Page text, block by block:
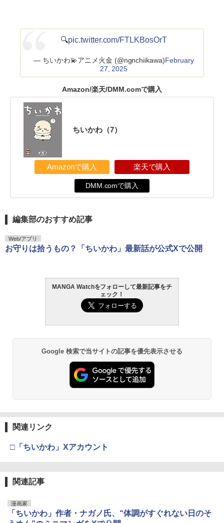
🔍pic.twitter.com/FTLKBosOrT
— ちいかわ💫アニメ火金 (@ngnchiikawa)February
27, 2025
Amazon/楽天/DMM.comで購入
ちいかわ（7）
Amazonで購入 楽天で購入
DMM.comで購入
編集部のおすすめ記事
Web/アプリ
お守りは拾うもの？「ちいかわ」最新話が公式Xで公開
MANGA Watchをフォローして最新記事をチ
ェック！
Google 検索で当サイトの記事を優先表示させる
関連リンク
□「ちいかわ」Xアカウント
関連記事
漫画家
「ちいかわ」作者・ナガノ氏、“体調がすぐれない日のそ